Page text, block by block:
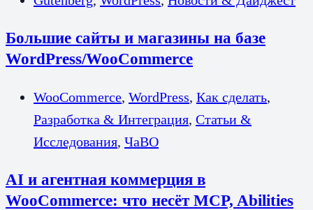
Большие сайты и магазины на базе
WordPress/WooCommerce
WooCommerce, WordPress, Как сделать,
Разработка & Интеграция, Статьи &
Исследования, ЧаВО
AI и агентная коммерция в
WooCommerce: что несёт MCP, Abilities